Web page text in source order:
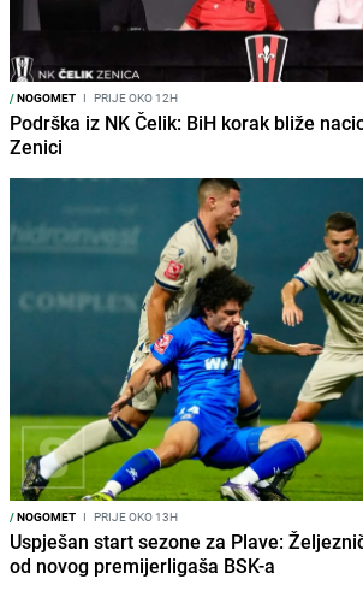
/NOGOMET I PRIJE OKO 12H
Podrška iz NK Čelik: BiH korak bliže
Zenici
/NOGOMET I PRIJE OKO 13H
Uspješan start sezone za Plave:
od novog premijerligaša BSK-a